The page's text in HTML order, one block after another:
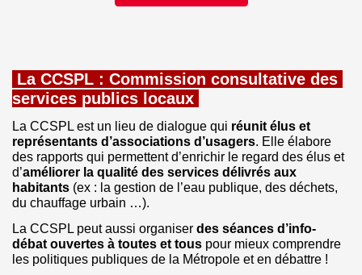
La CCSPL : Commission consultative des
services publics locaux
La CCSPL est un lieu de dialogue qui réunit élus et
représentants d’associations d’usagers. Elle élabore
des rapports qui permettent d’enrichir le regard des élus et
d’améliorer la qualité des services délivrés aux
habitants (ex : la gestion de l’eau publique, des déchets,
du chauffage urbain …).
La CCSPL peut aussi organiser des séances d’info-
débat ouvertes à toutes et tous pour mieux comprendre
les politiques publiques de la Métropole et en débattre !